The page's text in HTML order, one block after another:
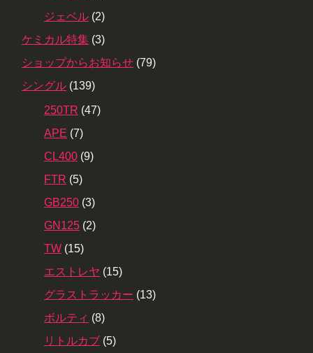
ジェベル (2)
ケミカル特集 (3)
ショップからお知らせ (79)
シングル (139)
250TR (47)
APE (7)
CL400 (9)
FTR (5)
GB250 (3)
GN125 (2)
TW (15)
エストレヤ (15)
グラストラッカー (13)
ボルティ (8)
リトルカブ (5)